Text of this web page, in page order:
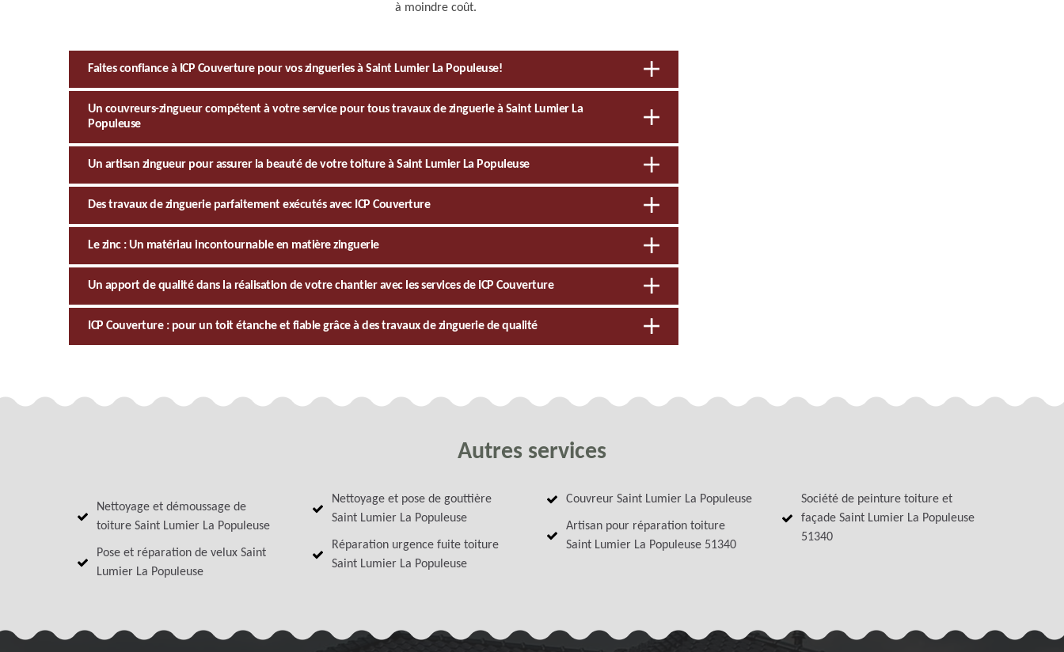
à moindre coût.
Faites confiance à ICP Couverture pour vos zingueries à Saint Lumier La Populeuse!
Un couvreurs-zingueur compétent à votre service pour tous travaux de zinguerie à Saint Lumier La
Populeuse
Un artisan zingueur pour assurer la beauté de votre toiture à Saint Lumier La Populeuse
Des travaux de zinguerie parfaitement exécutés avec ICP Couverture
Le zinc : Un matériau incontournable en matière zinguerie
Un apport de qualité dans la réalisation de votre chantier avec les services de ICP Couverture
ICP Couverture : pour un toit étanche et fiable grâce à des travaux de zinguerie de qualité
Autres services
Nettoyage et démoussage de
toiture Saint Lumier La Populeuse
Pose et réparation de velux Saint
Lumier La Populeuse
Nettoyage et pose de gouttière
Saint Lumier La Populeuse
Réparation urgence fuite toiture
Saint Lumier La Populeuse
Couvreur Saint Lumier La Populeuse
Artisan pour réparation toiture
Saint Lumier La Populeuse 51340
Société de peinture toiture et
façade Saint Lumier La Populeuse
51340